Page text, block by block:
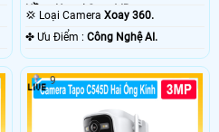
Hồng Ngoại Smart IR.
💢 Loại CameraXoay 360.
️✤ Ưu Điểm :Công Nghệ AI.
9